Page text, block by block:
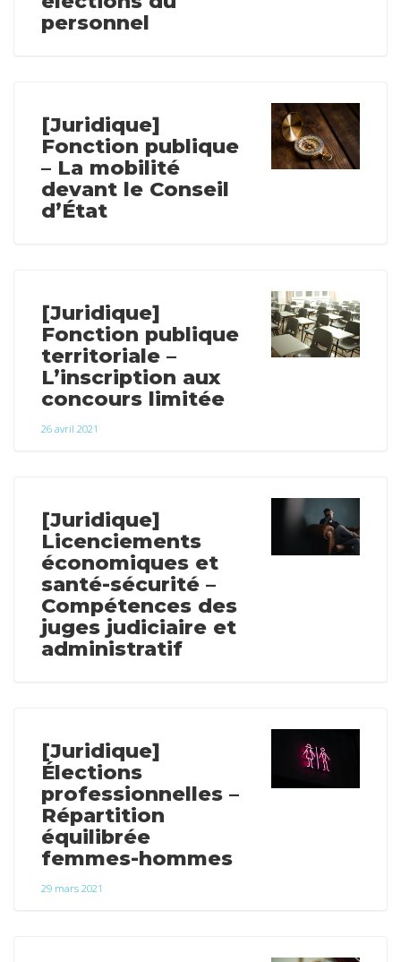
personnel
[Juridique]
Fonction publique
– La mobilité
devant le Conseil
d’État
[Juridique]
Fonction publique
territoriale –
L’inscription aux
concours limitée
26 avril 2021
[Juridique]
Licenciements
économiques et
santé-sécurité –
Compétences des
juges judiciaire et
administratif
[Juridique]
Élections
professionnelles –
Répartition
équilibrée
femmes-hommes
29 mars 2021